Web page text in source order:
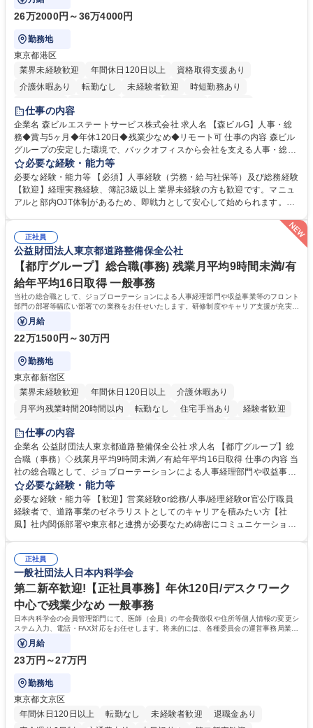
26万2000円～36万4000円
勤務地
東京都港区
業界未経験歓迎
年間休日120日以上
資格取得支援あり
介護休暇あり
転勤なし 未経験者歓迎
時短勤務あり
経験者歓迎
完全週休2日制
交通費支給 長期歓迎 駅近5分以内 土日祝休み
仕事の内容
企業名 森ビルエステートサービス株式会社 求人名 【森ビルG】人事・総
務◆賞与5ヶ月◆年休120日◆残業少なめ◆リモート可 仕事の内容 森ビル
グループの安定した環境で、バックオフィスから会社を支える人事・総務
をお任せします。 労務と総務の業務をバランスよく担当し、ゆくゆくは制
度改定などのコア業務にも挑戦できる、やりがいある環境です。 ■勤怠管
理、給与計算、社会保険手続き、年末調整等の労務管理全般 ■入退社手続
き、社内規定の改定や人事制度改定などのコア業務 ■社内イベントの企画
は部内のOJTを中心に、あなたの経験に合わせて不足している部分はいつ
でも質問・相談できる環境が整っているため、安心して成長できます。 募
集職種 【森ビルG】人事・総務◆賞与5ヶ月◆年休120日◆残業少なめ◆
リモート可
必要な経験・能力等
必要な経験・能力等 【必須】人事経験（労務・給与社保等）及び総務経験
【歓迎】経理実務経験、簿記3級以上 業界未経験の方も歓迎です。マニュ
アルと部内OJT体制があるため、即戦力として安心して始められます。
ます。定型業務に留まらず、社内規定や人事制度の改定など会社のコア業
務に挑戦できるため、自身の成長と組織への貢献度をダイレクトに実感で
きます。 残業少なめ、週1日リモート可など、ワークライフバランスを保
ち長期活躍できる環境です。 「これまでの幅広い経験を活かし、長期的な
キャリアを築きたい」という前向きな意欲と挑戦を全力で応援します。 学
歴・資格 学歴：大学院 大学 高専 短大 専修学校 高校 語学力： 資格：日商
簿記検定1級 日商簿記検定2級 日商簿記検定3級
正社員
公益財団法人東京都道路整備保全公社
【都庁グループ】総合職(事務) 残業月平均9時間未満/有
給年平均16日取得 一般事務
当社の総合職として、ジョブローテーションによる人事経理部門や収益事業等のフロント
部門の部署等幅広い部署での業務をお任せいたします。研修制度やキャリア支援が充実し
ております！ ※下記業務詳細
月給
22万1500円～30万円
勤務地
東京都新宿区
業界未経験歓迎
年間休日120日以上
介護休暇あり
月平均残業時間20時間以内
転勤なし 住宅手当あり
経験者歓迎
研修あり
退職金あり
駅近5分以内
資格取得手当あり 食事補助あり
仕事の内容
企業名 公益財団法人東京都道路整備保全公社 求人名 【都庁グループ】総
合職（事務）◇残業月平均9時間未満／有給年平均16日取得 仕事の内容 当
社の総合職として、ジョブローテーションによる人事経理部門や収益事業
等のフロント部門の部署等幅広い部署での業務をお任せいたします。研修
制度やキャリア支援が充実しております！ ※下記業務詳細 【業務詳細】■
管理部門：広報、人事、経理など当公社の運営に係る管理業務 ■収益部
門：駐車場の新規開拓、管理運営、新宿駅西口広場の「イベントコーナ
道路施設や道路工事現場の見学ツアー事業 ※入社後は上記いずれかの部門
へ配属。※業務内容変更の範囲：会社の定める業務 募集職種 【都庁グル
ープ】総合職（事務）◇残業月平均9時間未満／有給年平均16日取得
必要な経験・能力等
必要な経験・能力等 【歓迎】営業経験or総務/人事/経理経験or官公庁職員
経験者で、道路事業のゼネラリストとしてのキャリアを積みたい方【社
風】社内関係部署や東京都と連携が必要なため綿密にコミュニケーション
部門など多岐に渡る業務を経験できます。 ■様々なプロジェクト：駐車場
事業の他、新宿駅西口広場内に設置された照明を兼ねた広告「ブライトサ
イン」の管理運営を行うなど、事業収益を生み出す活動を積極的に行って
います。 学歴・資格 学歴：大学院 大学 高専 短大 専修学校 高校 語学力：
資格：
正社員
一般社団法人日本内科学会
第二新卒歓迎!【正社員事務】年休120日/デスクワーク
中心で残業少なめ 一般事務
日本内科学会の会員管理部門にて、医師（会員）の年会費徴収や住所等個人情報の変更シ
ステム入力、電話・FAX対応をお任せします。将来的には、各種委員会の運営事務局業務
などにも幅広く携わっていただきます。
月給
23万円～27万円
勤務地
東京都文京区
年間休日120日以上
転勤なし 未経験者歓迎
退職金あり